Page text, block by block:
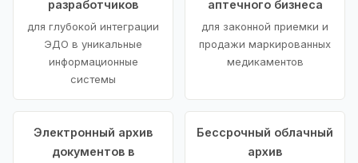
разработчиков
для глубокой интеграции
ЭДО в уникальные
информационные
системы
аптечного бизнеса
для законной приемки и
продажи маркированных
медикаментов
Электронный архив
документов в
Бессрочный облачный
архив